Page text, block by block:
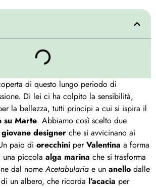
di questo lungo periodo di
Di lei ci ha colpito la sensibilità,
la bellezza, tutti principi a cui si ispira il
su Marte. Abbiamo così scelto due
giovane designer che si avvicinano ai
paio di orecchini perValentina a forma
piccola alga marina che si trasforma
dal nomeAcetabularia e un anello dalle
un albero, che ricorda l’acacia per